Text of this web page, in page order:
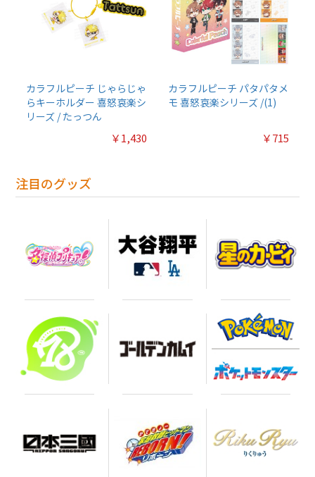
カラフルピーチ じゃらじゃ
らキーホルダー 喜怒哀楽シ
リーズ / たっつん
￥1,430
カラフルピーチ パタパタメ
モ 喜怒哀楽シリーズ /(1)
￥715
注目のグッズ